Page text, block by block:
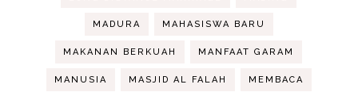
MADURA MAHASISWA BARU
MAKANAN BERKUAH MANFAAT GARAM
MANUSIA MASJID AL FALAH MEMBACA